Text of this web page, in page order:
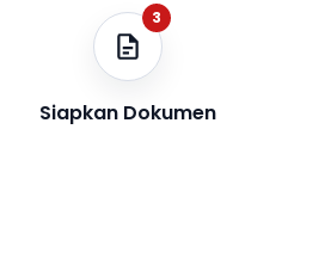
3
Siapkan Dokumen